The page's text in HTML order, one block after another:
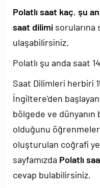
Polatlı saat kaç, şu
saat dilimi
ulaşabilirsiniz.
Polatlı şu anda saat
Saat Dilimleri herbiri
İngiltere'den
bölgede ve
olduğunu
oluşturulan coğrafi
sayfamızda Polatlı
cevap bulabilirsiniz.